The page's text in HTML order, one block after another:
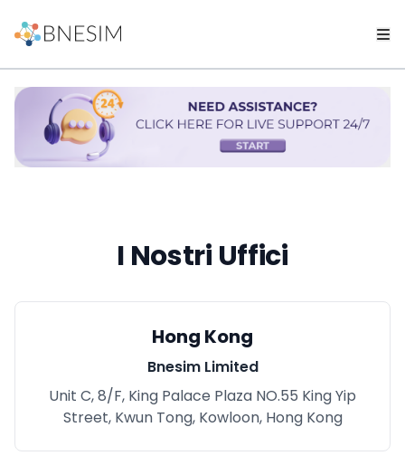
I Nostri Uffici
Hong Kong
Bnesim Limited
Unit C, 8/F, King Palace Plaza NO.55 King Yip
Street, Kwun Tong, Kowloon, Hong Kong